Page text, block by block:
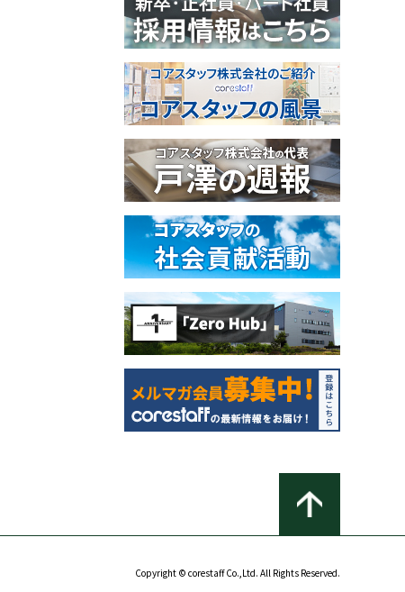
Copyright © corestaff Co.,Ltd. All Rights Reserved.